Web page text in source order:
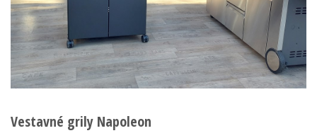
Vestavné grily Napoleon